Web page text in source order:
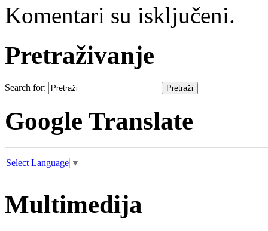
Komentari su isključeni.
Pretraživanje
Search for:
Google Translate
Select Language ▼
Multimedija